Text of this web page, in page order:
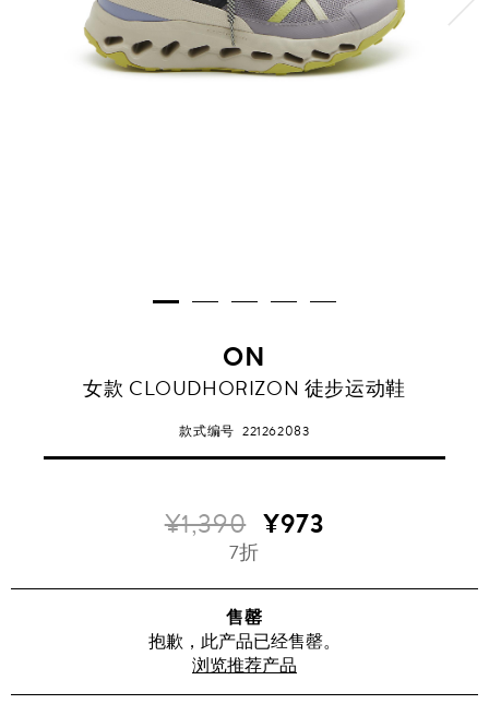
ON
女款 CLOUDHORIZON 徒步运动鞋
款式编号221262083
¥1,390 ¥973
7折
售罄
抱歉，此产品已经售罄。
浏览推荐产品